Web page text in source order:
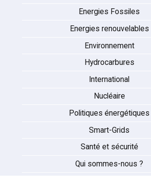
Energies Fossiles
Energies renouvelables
Environnement
Hydrocarbures
International
Nucléaire
Politiques énergétiques
Smart-Grids
Santé et sécurité
Qui sommes-nous ?